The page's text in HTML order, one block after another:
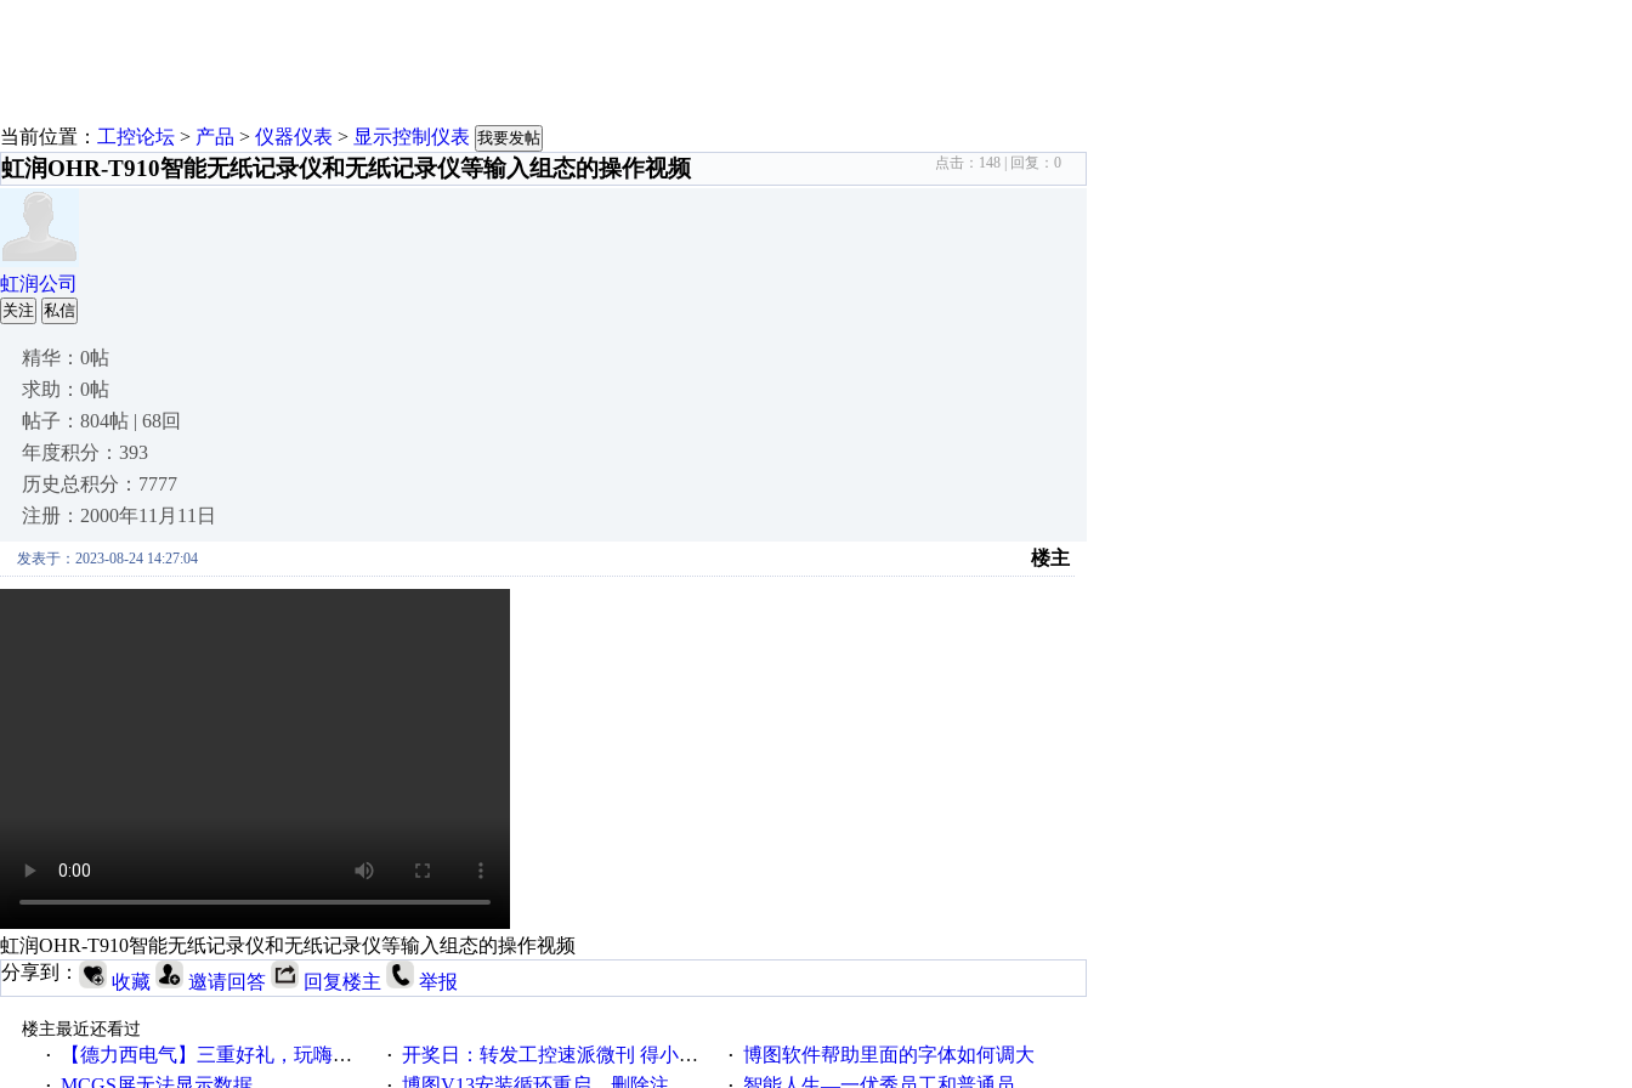
当前位置： 工控论坛 > 产品 > 仪器仪表 > 显示控制仪表 我要发帖
虹润OHR-T910智能无纸记录仪和无纸记录仪等输入组态的操作视频 点击： 148 | 回复： 0
虹润公司
关注 私信
精华：0帖
求助：0帖
帖子：804帖 | 68回
年度积分：393
历史总积分：7777
注册：2000年11月11日
发表于：2023-08-24 14:27:04 楼主
虹润OHR-T910智能无纸记录仪和无纸记录仪等输入组态的操作视频
分享到：
收藏 邀请回答 回复楼主 举报
楼主最近还看过
·
【德力西电气】三重好礼，玩嗨夏日！ · 开奖日：转发工控速派微刊 得小米手环 中奖通知 · 博图软件帮助里面的字体如何调大